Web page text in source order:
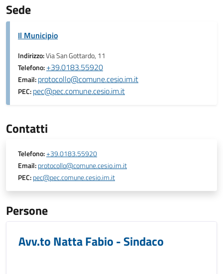
Sede
Il Municipio
Indirizzo:Via San Gottardo, 11
Telefono:+39.0183.55920
Email:protocollo@comune.cesio.im.it
PEC:pec@pec.comune.cesio.im.it
Contatti
Telefono:+39.0183.55920
Email:protocollo@comune.cesio.im.it
PEC:pec@pec.comune.cesio.im.it
Persone
Avv.to Natta Fabio - Sindaco